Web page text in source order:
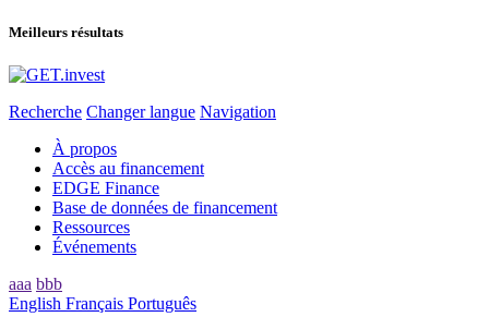
Meilleurs résultats
Recherche Changer langue Navigation
À propos
Accès au financement
EDGE Finance
Base de données de financement
Ressources
Événements
aaa bbb
English Français Português